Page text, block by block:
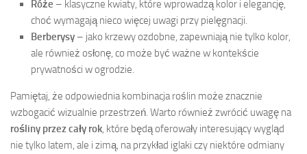
Róże – klasyczne kwiaty, które wprowadzą kolor i elegancję,
choć wymagają nieco więcej uwagi przy pielęgnacji.
Berberysy – jako krzewy ozdobne, zapewniają nie tylko kolor,
ale również osłonę, co może być ważne w kontekście
prywatności w ogrodzie.
Pamiętaj, że odpowiednia kombinacja roślin może znacznie
wzbogacić wizualnie przestrzeń. Warto również zwrócić uwagę na
rośliny przez cały rok, które będą oferowały interesujący wygląd
nie tylko latem, ale i zimą, na przykład iglaki czy niektóre odmiany